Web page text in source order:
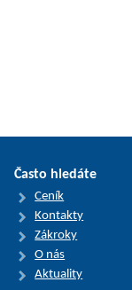
Často hledáte
Ceník
Kontakty
Zákroky
O nás
Aktuality